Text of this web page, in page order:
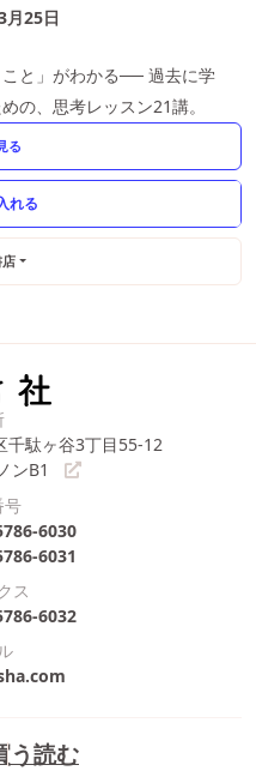
月25日
と」がわかる── 過去に学
の、思考レッスン21講。
る
う読む
千駄ヶ谷3丁目55-12
ンB1
号
6030
6031
ス
6032